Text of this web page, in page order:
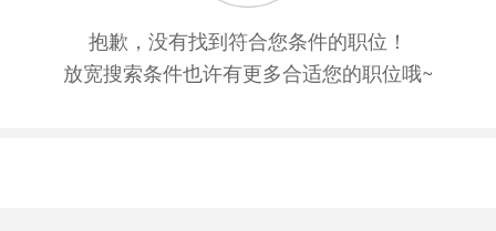
抱歉，没有找到符合您条件的职位！
放宽搜索条件也许有更多合适您的职位哦~